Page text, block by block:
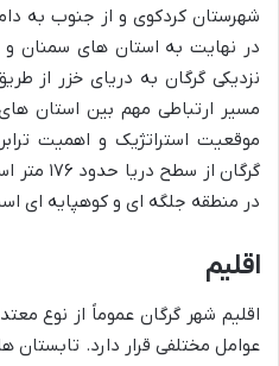
شهرستان کردکوی و از جنوب به
در نهایت به استان های سمنان
نزدیکی گرگان به دریای خزر از
مسیر ارتباطی مهم بین استان
موقعیت استراتژیک و اهمیت
گرگان
در منطقه جلگه ای و کوهپایه ای
اقلیم
اقلیم شهر گرگان عموماً از نوع
عوامل مختلفی قرار دارد. تابستان